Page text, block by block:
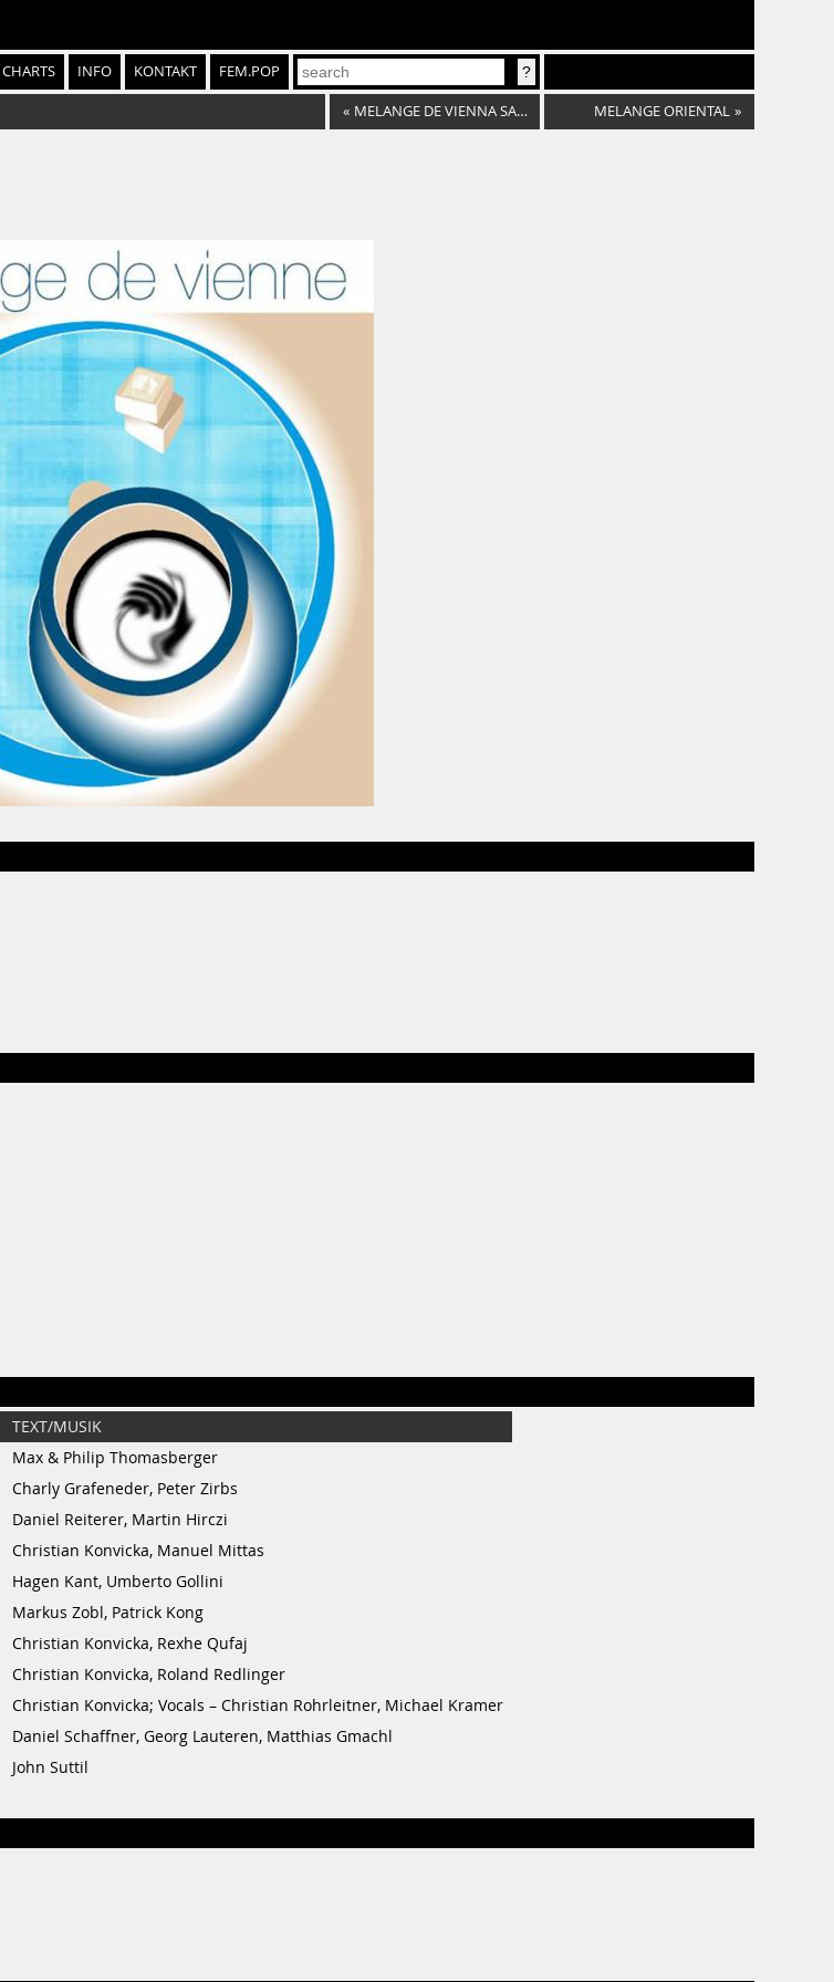
CHARTS INFO KONTAKT FEM.POP
« MELANGE DE VIENNA SAMPLER MELANGE ORIENTAL »
TEXT/MUSIK
Max & Philip Thomasberger
Charly Grafeneder, Peter Zirbs
Daniel Reiterer, Martin Hirczi
Christian Konvicka, Manuel Mittas
Hagen Kant, Umberto Gollini
Markus Zobl, Patrick Kong
Christian Konvicka, Rexhe Qufaj
Christian Konvicka, Roland Redlinger
Christian Konvicka; Vocals – Christian Rohrleitner, Michael Kramer
Daniel Schaffner, Georg Lauteren, Matthias Gmachl
John Suttil